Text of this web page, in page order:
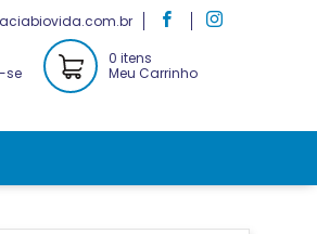
se
0 itens
Meu Carrinho